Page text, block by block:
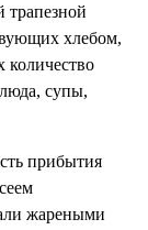
трапезной
хлебом,
количество
супы,
прибытия
жареными